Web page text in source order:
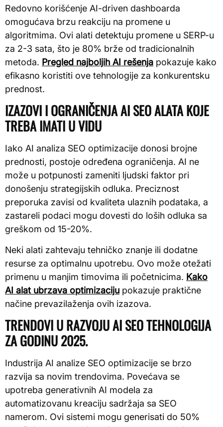
Redovno korišćenje AI-driven dashboarda
omogućava brzu reakciju na promene u
algoritmima. Ovi alati detektuju promene u SERP-u
za 2-3 sata, što je 80% brže od tradicionalnih
metoda. Pregled najboljih AI rešenja pokazuje kako
efikasno koristiti ove tehnologije za konkurentsku
prednost.
IZAZOVI I OGRANIČENJA AI SEO ALATA KOJE
TREBA IMATI U VIDU
Iako AI analiza SEO optimizacije donosi brojne
prednosti, postoje određena ograničenja. AI ne
može u potpunosti zameniti ljudski faktor pri
donošenju strategijskih odluka. Preciznost
preporuka zavisi od kvaliteta ulaznih podataka, a
zastareli podaci mogu dovesti do loših odluka sa
greškom od 15-20%.
Neki alati zahtevaju tehničko znanje ili dodatne
resurse za optimalnu upotrebu. Ovo može otežati
primenu u manjim timovima ili početnicima. Kako
AI alat ubrzava optimizaciju pokazuje praktične
načine prevazilaženja ovih izazova.
TRENDOVI U RAZVOJU AI SEO TEHNOLOGIJA
ZA GODINU 2025.
Industrija AI analize SEO optimizacije se brzo
razvija sa novim trendovima. Povećava se
upotreba generativnih AI modela za
automatizovanu kreaciju sadržaja sa SEO
namerom. Ovi sistemi mogu generisati do 50%